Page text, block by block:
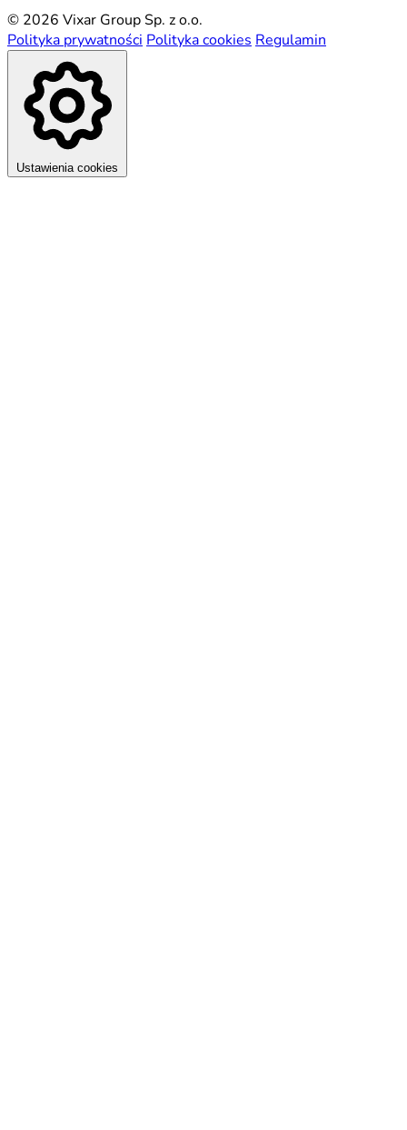
© 2026 Vixar Group Sp. z o.o.
Polityka prywatności Polityka cookies Regulamin
Ustawienia cookies